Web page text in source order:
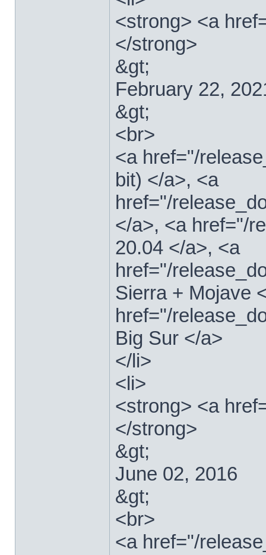
<strong> <a
</strong>
&gt;
February 22,
&gt;
<br>
<a href="/
bit) </a>, <a
href="/
</a>, <a href="/
20.04 </a>, <a
href="/
Sierra + Mojave
href="/
Big Sur </a>
</li>
<li>
<strong> <a
</strong>
&gt;
June 02, 2016
&gt;
<br>
<a href="/